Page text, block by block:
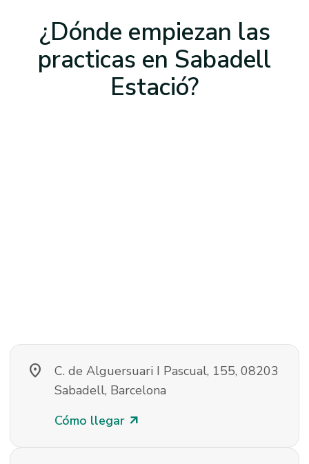
¿Dónde empiezan las
practicas en Sabadell
Estació?
location_on
C. de Alguersuari I Pascual, 155, 08203
Sabadell, Barcelona
Cómo llegar arrow_outward